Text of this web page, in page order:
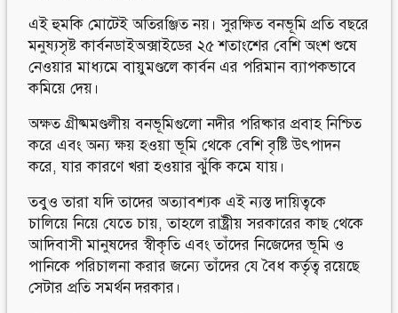
এই হুমকি মোটেই অতিরঞ্জিত নয়। সুরক্ষিত বনভূমি প্রতি বছরে
মনুষ্যসৃষ্ট কার্বনডাইঅক্সাইডের ২৫ শতাংশের বেশি অংশ শুষে
নেওয়ার মাধ্যমে বায়ুমণ্ডলে কার্বন এর পরিমান ব্যাপকভাবে
কমিয়ে দেয়।
অক্ষত গ্রীষ্মমণ্ডলীয় বনভূমিগুলো নদীর পরিষ্কার প্রবাহ নিশ্চিত
করে এবং অন্য ক্ষয় হওয়া ভূমি থেকে বেশি বৃষ্টি উৎপাদন
করে, যার কারণে খরা হওয়ার ঝুঁকি কমে যায়।
তবুও তারা যদি তাদের অত্যাবশ্যক এই ন্যস্ত দায়িত্বকে
চালিয়ে নিয়ে যেতে চায়, তাহলে রাষ্ট্রীয় সরকারের কাছ থেকে
আদিবাসী মানুষদের স্বীকৃতি এবং তাঁদের নিজেদের ভূমি ও
পানিকে পরিচালনা করার জন্যে তাঁদের যে বৈধ কর্তৃত্ব রয়েছে
সেটার প্রতি সমর্থন দরকার।